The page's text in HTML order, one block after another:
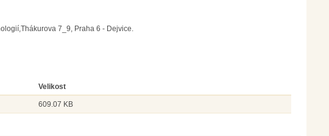
7_9, Praha 6 - Dejvice.
Velikost
609.07 KB